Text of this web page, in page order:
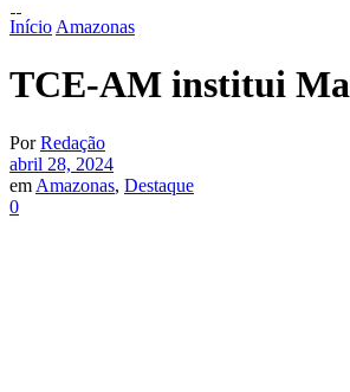
Início Amazonas
TCE-AM institui
Por Redação
abril 28, 2024
em Amazonas, Destaque
0